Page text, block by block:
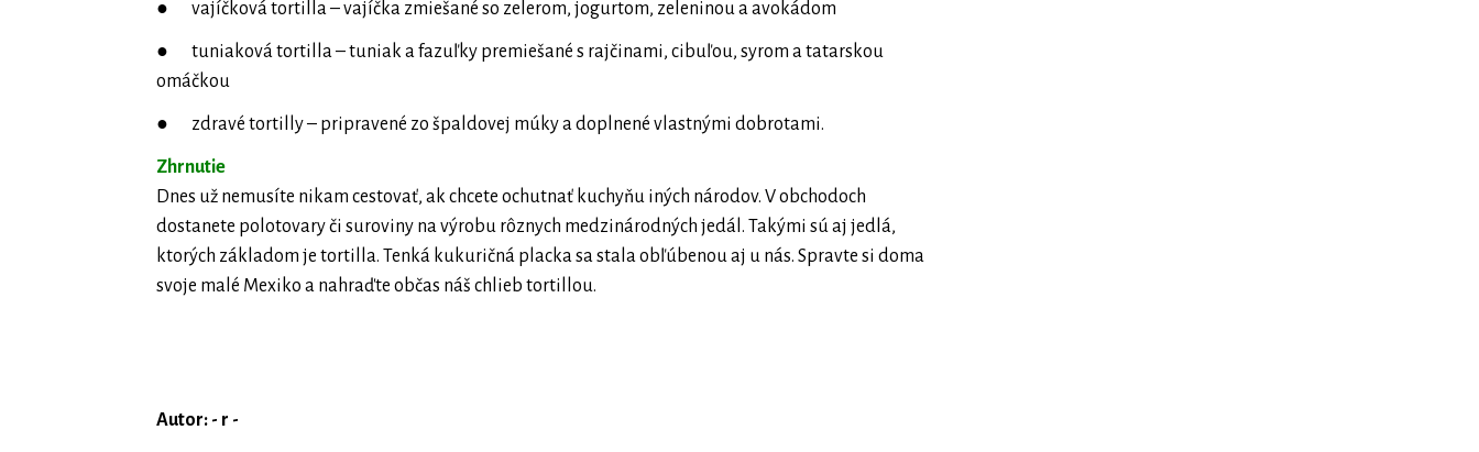
● vajíčková tortilla – vajíčka zmiešané so zelerom, jogurtom, zeleninou a avokádom
● tuniaková tortilla – tuniak a fazuľky premiešané s rajčinami, cibuľou, syrom a tatarskou
omáčkou
● zdravé tortilly – pripravené zo špaldovej múky a doplnené vlastnými dobrotami.
Zhrnutie
Dnes už nemusíte nikam cestovať, ak chcete ochutnať kuchyňu iných národov. V obchodoch
dostanete polotovary či suroviny na výrobu rôznych medzinárodných jedál. Takými sú aj jedlá,
ktorých základom je tortilla. Tenká kukuričná placka sa stala obľúbenou aj u nás. Spravte si doma
svoje malé Mexiko a nahraďte občas náš chlieb tortillou.
Autor: - r -